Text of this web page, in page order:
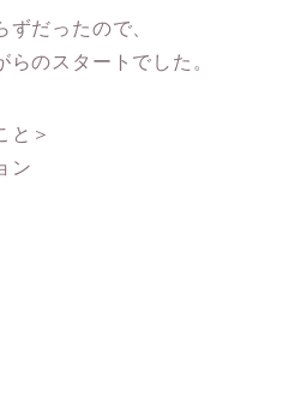
だったので、
のスタートでした。
と＞
ン